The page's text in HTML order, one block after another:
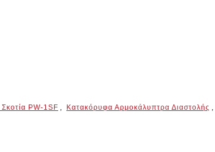
PW-1SF , Κατακόρυφα Αρμοκάλυπτρα Διαστολής ,